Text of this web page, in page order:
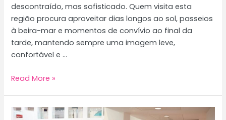
descontraído, mas sofisticado. Quem visita esta
região procura aproveitar dias longos ao sol, passeios
à beira-mar e momentos de convívio ao final da
tarde, mantendo sempre uma imagem leve,
confortável e …
Dicas
para
Read More »